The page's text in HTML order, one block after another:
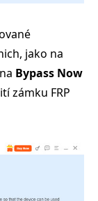
jako na
Bypass Now
zámku FRP